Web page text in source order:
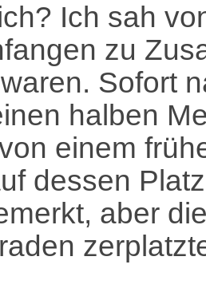
Ich sah
zu
Sofort
halben
einem
dessen
aber